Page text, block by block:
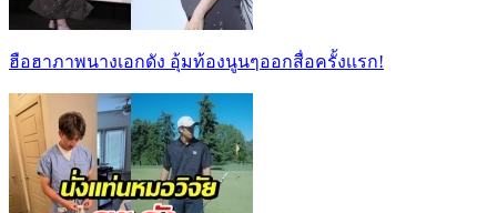
ฮือฮาภาพนางเอกดัง อุ้มท้องนูนๆออกสื่อครั้งเเรก!